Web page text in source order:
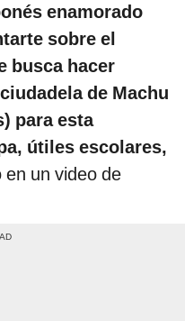
enamorado
sobre el
busca hacer
de Machu
para esta
útiles escolares,
en un video de